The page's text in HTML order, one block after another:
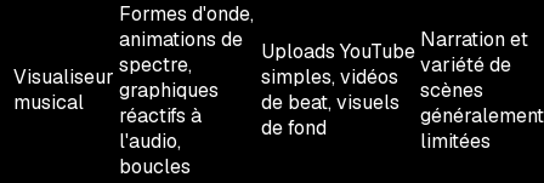
Visualiseur
musical
Formes d'onde,
animations de
spectre,
graphiques
réactifs à
l'audio,
boucles
Uploads YouTube
simples, vidéos
de beat, visuels
de fond
Narration et
variété de
scènes
généralement
limitées